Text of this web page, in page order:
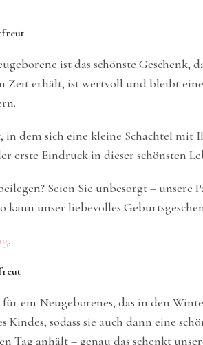
ist das schönste
erhält, ist wertvoll und bleibt eine
dem sich eine kleine Schachtel mit
erste Eindruck in dieser schönsten
Seien Sie unbesorgt –
unser liebevolles
.
ein Neugeborenes, das in den
sodass sie auch dann eine
Tag anhält – genau das schenkt